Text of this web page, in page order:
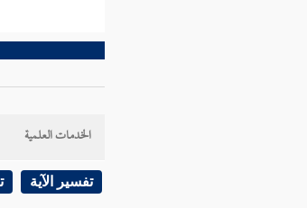
الخدمات العلمية
تفسير الآية